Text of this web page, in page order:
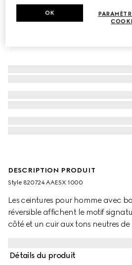
DESCRIPTION PRODUIT
Style ‎820724 AAE5X 1000
Les ceintures pour homme avec
réversible affichent le motif
côté et un cuir aux tons neutres de
Gucci.
Détails du produit
OK